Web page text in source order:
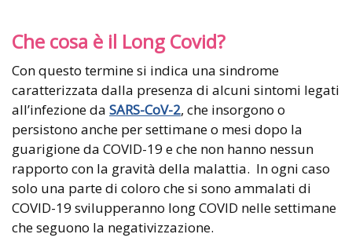
Che cosa è il Long Covid?
Con questo termine si indica una sindrome
caratterizzata dalla presenza di alcuni sintomi legati
all’infezione da SARS-CoV-2, che insorgono o
persistono anche per settimane o mesi dopo la
guarigione da COVID-19 e che non hanno nessun
rapporto con la gravità della malattia. In ogni caso
solo una parte di coloro che si sono ammalati di
COVID-19 svilupperanno long COVID nelle settimane
che seguono la negativizzazione.